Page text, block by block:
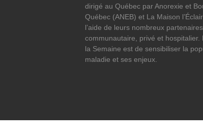
dirigé au Québec par Anorexie et
Québec (ANEB) et La Maison
l’aide de leurs nombreux
communautaire, privé et hospitalier.
la Semaine est de sensibiliser la
maladie et ses enjeux.